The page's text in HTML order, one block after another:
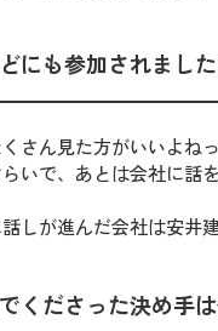
にも参加されまし
さん見た方がいいよね
いで、あとは会社に話
しが進んだ会社は安井
くださった決め手